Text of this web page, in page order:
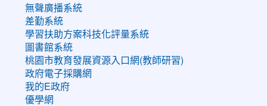
無聲廣播系統
差勤系統
學習扶助方案科技化評量系統
圖書館系統
桃園市教育發展資源入口網(教師研習)
政府電子採購網
我的E政府
優學網